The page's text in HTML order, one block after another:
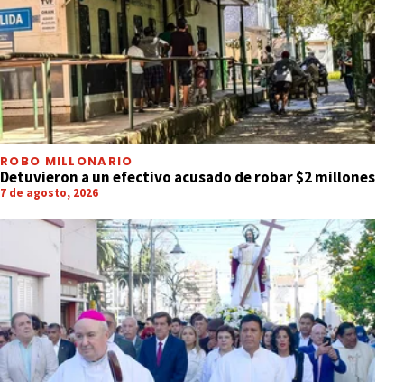
ROBO MILLONARIO
Detuvieron a un efectivo acusado de robar $2 millones
7 de agosto, 2026